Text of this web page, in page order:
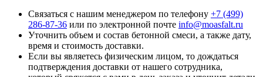
Связаться с нашим менеджером по телефону +7 (499)
286-87-36 или по электронной почте info@moasfalt.ru
Уточнить объем и состав бетонной смеси, а также дату,
время и стоимость доставки.
Если вы являетесь физическим лицом, то дождаться
подтверждения доставки от нашего сотрудника,